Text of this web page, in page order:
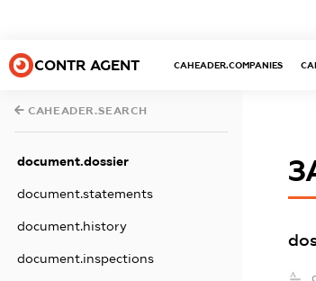
CONTR AGENT CAHEADER.COMPANIES
CAHEADER.SEARCH
document.dossier
document.statements
document.history
document.inspections